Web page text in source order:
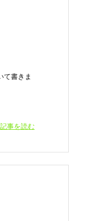
て書きま
記事を読む